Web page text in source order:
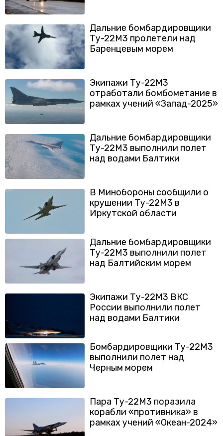
Дальние бомбардировщики
Ту-22М3 пролетели над
Баренцевым морем
Экипажи Ту-22М3
отработали бомбометание в
рамках учений «Запад-2025»
Дальние бомбардировщики
Ту-22М3 выполнили полет
над водами Балтики
В Минобороны сообщили о
крушении Ту-22М3 в
Иркутской области
Дальние бомбардировщики
Ту-22М3 выполнили полет
над Балтийским морем
Экипажи Ту-22М3 ВКС
России выполнили полет
над водами Балтики
Бомбардировщики Ту-22М3
выполнили полет над
Черным морем
Пара Ту-22М3 поразила
корабли «противника» в
рамках учений «Океан-2024»